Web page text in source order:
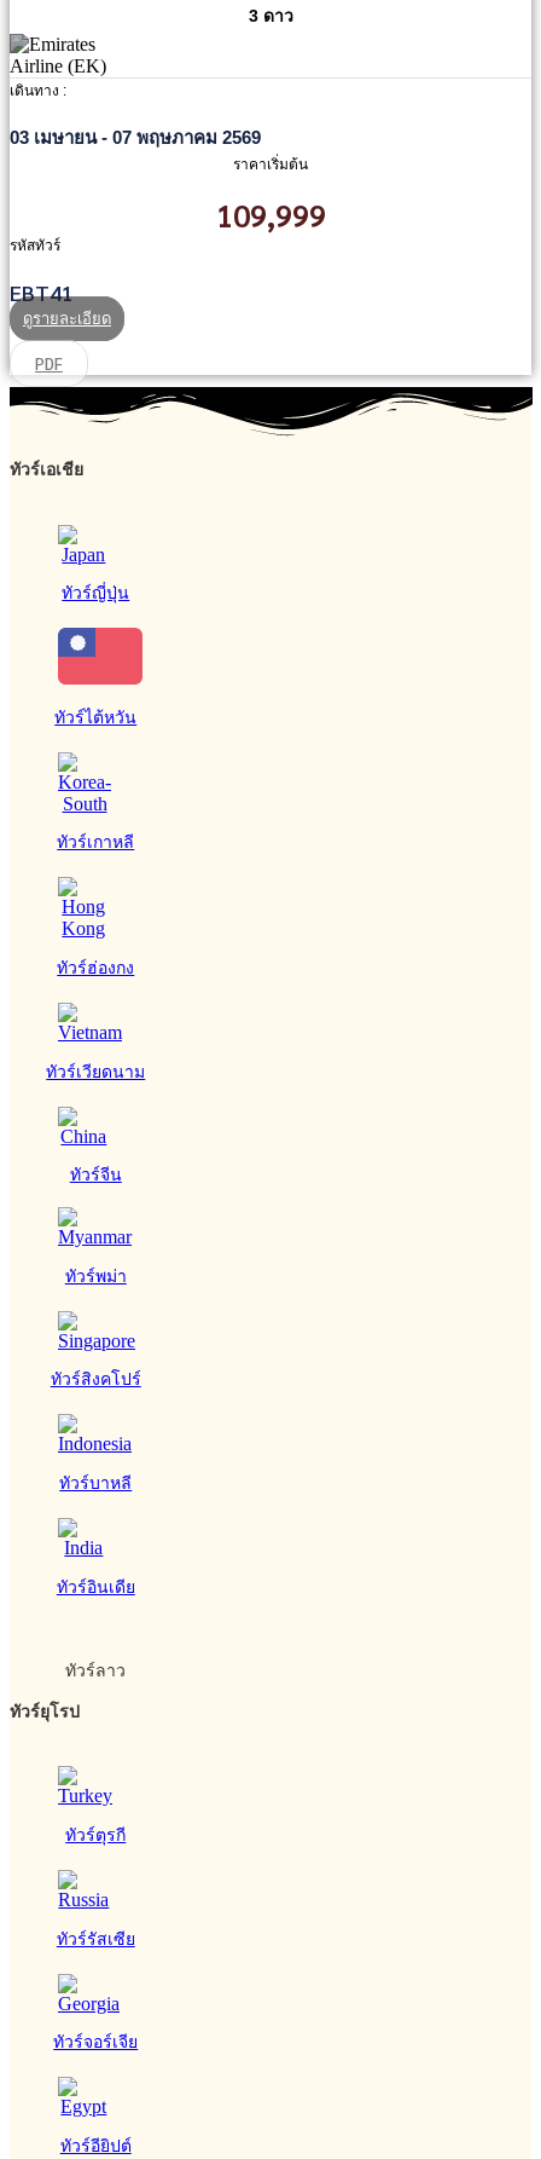
3 ดาว
เดินทาง :
03 เมษายน - 07 พฤษภาคม 2569
ราคาเริ่มต้น
109,999
รหัสทัวร์
EBT41
ดูรายละเอียด
PDF
ทัวร์เอเชีย
ทัวร์ญี่ปุ่น
ทัวร์ไต้หวัน
ทัวร์เกาหลี
ทัวร์ฮ่องกง
ทัวร์เวียดนาม
ทัวร์จีน
ทัวร์พม่า
ทัวร์สิงคโปร์
ทัวร์บาหลี
ทัวร์อินเดีย
ทัวร์ลาว
ทัวร์ยุโรป
ทัวร์ตุรกี
ทัวร์รัสเซีย
ทัวร์จอร์เจีย
ทัวร์อียิปต์